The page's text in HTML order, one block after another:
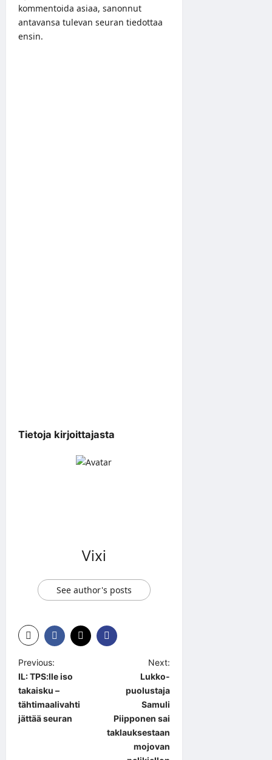
kommentoida asiaa, sanonnut
antavansa tulevan seuran tiedottaa
ensin.
Tietoja kirjoittajasta
Vixi
See author's posts
P
o
s
t
Previous:
IL: TPS:lle iso
takaisku –
tähtimaalivahti
jättää seuran
Next:
Lukko-
puolustaja
Samuli
Piipponen sai
taklauksestaan
mojovan